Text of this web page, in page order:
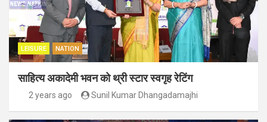
LEISURE NATION
साहित्य अकादेमी भवन को थ्री स्टार स्वगृह रेटिंग
2 years ago Sunil Kumar Dhangadamajhi